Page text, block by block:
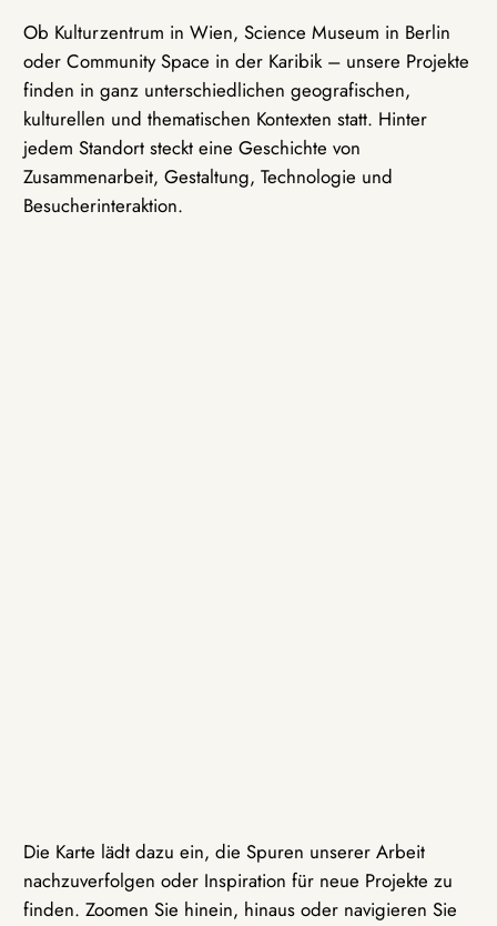
Ob Kulturzentrum in Wien, Science Museum in Berlin
oder Community Space in der Karibik – unsere Projekte
finden in ganz unterschiedlichen geografischen,
kulturellen und thematischen Kontexten statt. Hinter
jedem Standort steckt eine Geschichte von
Zusammenarbeit, Gestaltung, Technologie und
Besucherinteraktion.
Die Karte lädt dazu ein, die Spuren unserer Arbeit
nachzuverfolgen oder Inspiration für neue Projekte zu
finden. Zoomen Sie hinein, hinaus oder navigieren Sie